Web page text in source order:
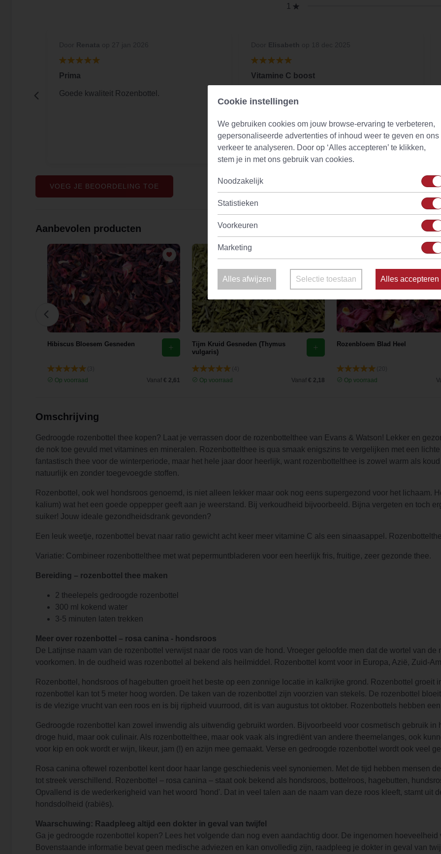
1
Prima
Goede kwaliteit Rozenbottel.
Vitamine C boost
thee, geeft op de achtergrond net wat kick.
VOEG JE BEOORDELING TOE
Aanbevolen producten
Hibiscus Bloesem Gesneden
Op voorraad
Vanaf € 2,61
Tijm Kruid Gesneden (Thymus
vulgaris)
Op voorraad
Vanaf € 2,18
Rozenbloem Blad Heel
Op voorraad
Omschrijving
Gedroogde rozenbottel thee kopen? Laat je verrassen door de rozenbottelthee van Evans & Watson! Lekker en
de nok toe gevuld met vitamines en mineralen. Rozenbottelthee is qua smaak enigszins te vergelijken met een
fantastisch thee voor de winterperiode, maar het hele jaar door heerlijk, want rozenbottelthee is zowel warm als
natuurlijk en zonder toegevoegde stoffen.
Rozenbottel, ook wel hondsroos genoemd, is niet alleen lekker maar ook nog eens supergezond voor het lichaam.
kalium) wat het een goede oppepper geeft aan je weerstand. Bij verkoudheid bijvoorbeeld. Bijna vergeten en toch
suiker! Jouw ideale gezondheidsdrank gevonden?
Een leuk weetje, rozenbottel bevat naar ratio gewicht acht keer meer vitamine C als een sinaasappel.
Variatie: Combineer rozenbottelthee met wat pepermuntbladeren voor een heerlijk fris, fruitige, zeer gezonde thee.
Bereiding – rozenbottel thee maken
2 theelepels gedroogde rozenbottel
300 ml kokend water
3-5 minuten laten trekken
Meer over rozenbottel – rosa canina - hondsroos
De Latijnse naam van de rozenbottel verwijst naar de roos van de hond. Vroeger geloofde men dat de wortel van
voorkomen. In de oudheid was rozenbottel al bekend als heilmiddel. Rozenbottel komt voor in Europa, Azië, Zuid-
Rozenbottel, hondsroos of hagebutten groeit het beste op een zonnige locatie in kalkrijke grond. Rozenbottel groeit
rozenbottel kan tot 5 meter hoog worden. De taken van de rozenbottel zijn voorzien van stekels. De rozenbottel
is de vlezige vrucht van een roos en is bij rijpheid vuurrood, dit is van augustus tot oktober. Rozenbottels hebben
Gedroogde rozenbottel kan zowel inwendig als uitwendig gebruikt worden. Bijvoorbeeld voor cosmetisch gebruik
droge huid, maar ook culinair. Als rozenbottelthee, maar ook vaak als ingrediënt van andere theemelanges, ook
voor kip en ook wordt er wijn, likeur, jam (!) en azijn mee gemaakt. Verse en gedroogde rozenbottel wordt ook veel
Rosa canina oftewel rozenbottel kent door haar lange geschiedenis veel synoniemen. Met de tijd hebben mensen
tot streek verschillend. Rozenbottel – rosa canina – staat ook bekend als hondsroos, bottelroos, hagebutten,
Opvallend is de wederkerigheid van het woord 'hond'. Dat in veel talen aan de naam van deze roos kleeft, stamt uit
hondsdolheid (rabiës).
Waarschuwing: Raadpleeg altijd een dokter in geval van twijfel
Ga je gedroogde rozenbottel kopen? Lees het volgende dan nog even aandachtig door. De ingenomen
Bovenstaande informatie bevat geen medische adviezen en kan onvolledig zijn, raadpleeg je dokter in geval van
Cookie instellingen
We gebruiken cookies om jouw browse-ervaring te verbeteren,
gepersonaliseerde advertenties of inhoud weer te geven en ons
verkeer te analyseren. Door op ‘Alles accepteren’ te klikken,
stem je in met ons gebruik van cookies.
Noodzakelijk
Statistieken
Voorkeuren
Marketing
Alles afwijzen Selectie toestaan Alles accepteren